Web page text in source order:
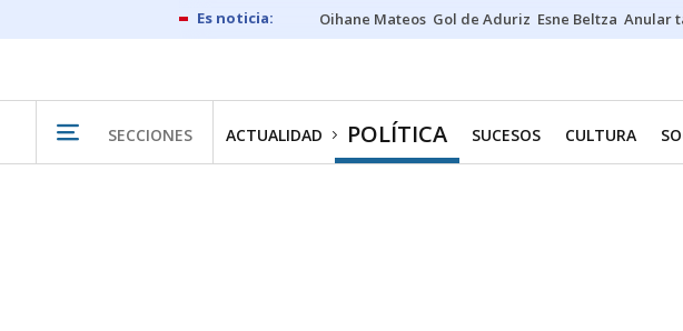
Oihane Mateos Gol de Aduriz Esne Beltza Anular
SECCIONES ACTUALIDAD POLÍTICA SUCESOS CULTURA